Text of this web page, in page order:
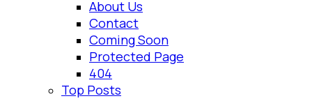
About Us
Contact
Coming Soon
Protected Page
404
Top Posts